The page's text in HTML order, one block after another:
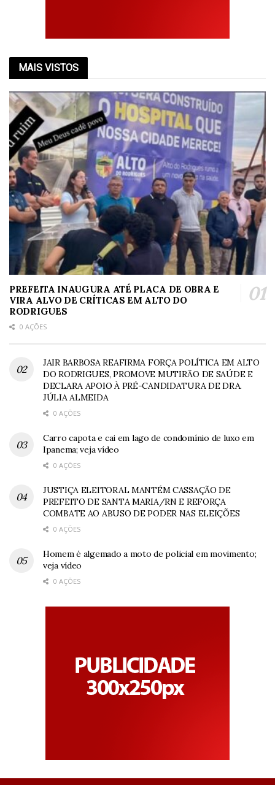
MAIS VISTOS
PREFEITA INAUGURA ATÉ PLACA DE OBRA E
VIRA ALVO DE CRÍTICAS EM ALTO DO
RODRIGUES
0 AÇÕES
JAIR BARBOSA REAFIRMA FORÇA POLÍTICA EM ALTO
DO RODRIGUES, PROMOVE MUTIRÃO DE SAÚDE E
DECLARA APOIO À PRÉ-CANDIDATURA DE DRA.
JÚLIA ALMEIDA
0 AÇÕES
Carro capota e cai em lago de condomínio de luxo em
Ipanema; veja vídeo
0 AÇÕES
JUSTIÇA ELEITORAL MANTÉM CASSAÇÃO DE
PREFEITO DE SANTA MARIA/RN E REFORÇA
COMBATE AO ABUSO DE PODER NAS ELEIÇÕES
0 AÇÕES
Homem é algemado a moto de policial em movimento;
veja vídeo
0 AÇÕES